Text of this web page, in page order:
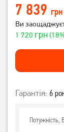
7 839 грн
Ви
1 720 грн
Гарантія: 6
Потужність,